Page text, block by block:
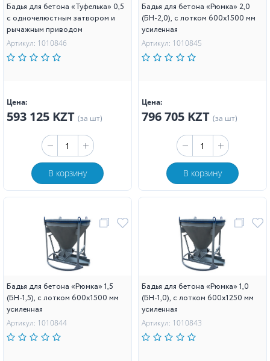
Бадья для бетона «Туфелька» 0,5
с одночелюстным затвором и
рычажным приводом
Артикул: 1010846
Цена:
593 125 KZT (за шт)
В корзину
Бадья для бетона «Рюмка» 2,0
(БН-2,0), с лотком 600х1500 мм
усиленная
Артикул: 1010845
Цена:
796 705 KZT (за шт)
В корзину
Бадья для бетона «Рюмка» 1,5
(БН-1,5), с лотком 600х1500 мм
усиленная
Артикул: 1010844
Бадья для бетона «Рюмка» 1,0
(БН-1,0), с лотком 600х1250 мм
усиленная
Артикул: 1010843